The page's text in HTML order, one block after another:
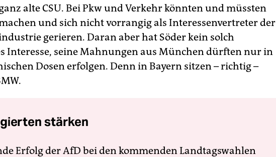
alte CSU. Bei Pkw und Verkehr könnten und müssten
und sich nicht vorrangig als Interessenvertreter der
gerieren. Dar­an aber hat Söder kein solch
Interesse, seine Mahnungen aus München dürften nur in
Dosen erfolgen. Denn in Bayern sitzen – richtig –
stärken
Erfolg der AfD bei den kommenden Landtagswahlen